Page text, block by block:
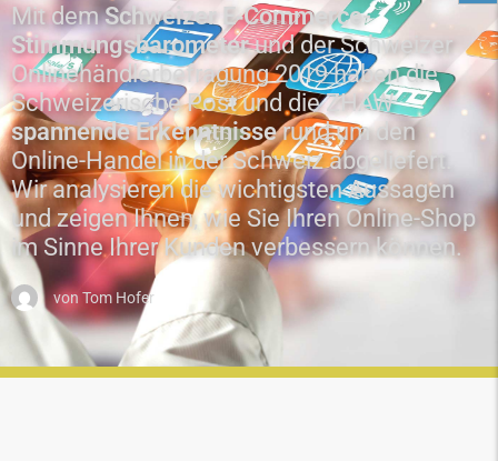
Mit demSchweizer E‑Commerce-
Stimmungsbarometerund der Schweizer
Onlinehändlerbefragung 2019 haben die
Schweizerische Post und die ZHAW
spannende Erkenntnisserund um den
Online-Handel in der Schweiz abgeliefert.
Wir analysieren die wichtigsten Aussagen
und zeigen Ihnen, wie Sie Ihren Online-Shop
im Sinne Ihrer Kunden verbessern können.
von Tom Hofer